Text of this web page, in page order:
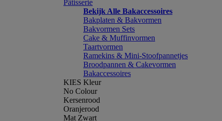
Pâtisserie
Bekijk Alle Bakaccessoires
Bakplaten & Bakvormen
Bakvormen Sets
Cake & Muffinvormen
Taartvormen
Ramekins & Mini-Stoofpannetjes
Broodpannen & Cakevormen
Bakaccessoires
KIES Kleur
No Colour
Kersenrood
Oranjerood
Mat Zwart